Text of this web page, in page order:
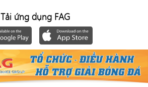
Tải ứng dụng FAG